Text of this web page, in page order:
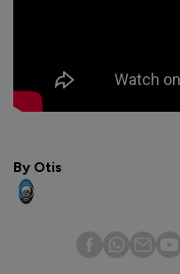
By Otis